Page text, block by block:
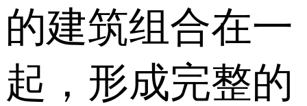
的建筑组合在一
起，形成完整的